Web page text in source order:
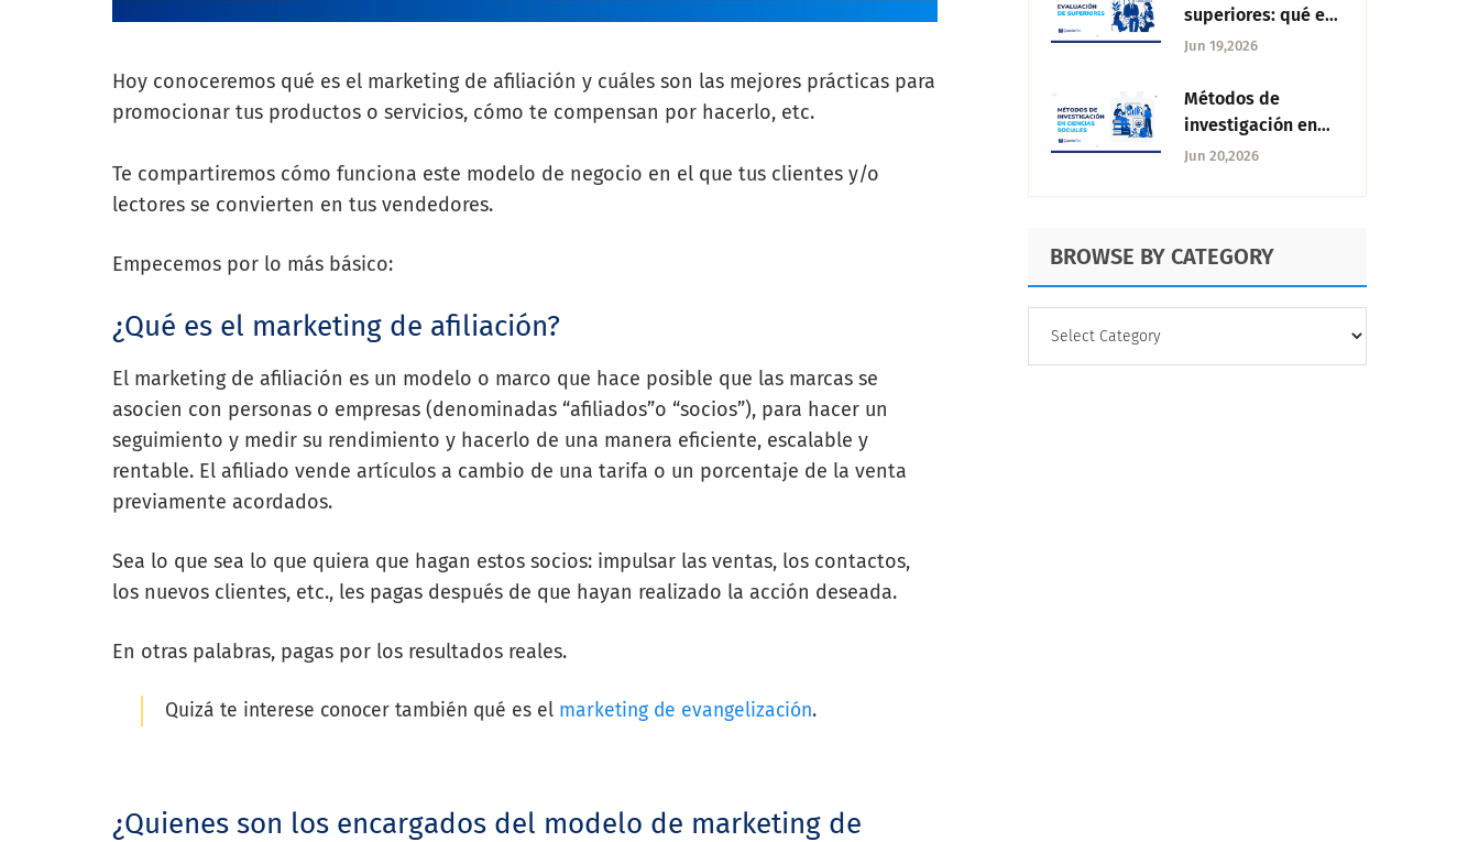
Hoy conoceremos qué es el marketing de afiliación y cuáles son las mejores prácticas para
promocionar tus productos o servicios, cómo te compensan por hacerlo, etc.
Te compartiremos cómo funciona este modelo de negocio en el que tus clientes y/o
lectores se convierten en tus vendedores.
Empecemos por lo más básico:
¿Qué es el marketing de afiliación?
El marketing de afiliación es un modelo o marco que hace posible que las marcas se
asocien con personas o empresas (denominadas “afiliados”o “socios”), para hacer un
seguimiento y medir su rendimiento y hacerlo de una manera eficiente, escalable y
rentable. El afiliado vende artículos a cambio de una tarifa o un porcentaje de la venta
previamente acordados.
Sea lo que sea lo que quiera que hagan estos socios: impulsar las ventas, los contactos,
los nuevos clientes, etc., les pagas después de que hayan realizado la acción deseada.
En otras palabras, pagas por los resultados reales.
Quizá te interese conocer también qué es el marketing de evangelización.
¿Quienes son los encargados del modelo de marketing de
superiores: qué es,
cómo aplicarla y
Jun 19,2026
Métodos de
investigación en
ciencias sociales:
Jun 20,2026
BROWSE BY CATEGORY
CATEGORY